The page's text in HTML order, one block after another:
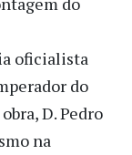
oficialista
do
D. Pedro
na